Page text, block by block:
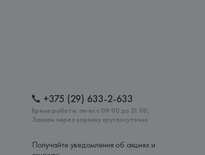
+375 (29) 633-2-633
Время работы: пн-вс с 09:00 до 21:00,
Заказы через корзину круглосуточно
Получайте уведомления об акциях и